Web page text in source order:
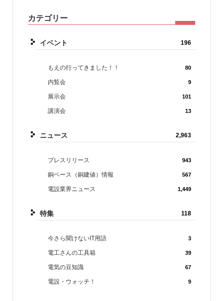
カテゴリー
イベント 196
もえの行ってきました！！ 80
内覧会 9
展示会 101
講演会 13
ニュース 2,963
プレスリリース 943
銅ベース（銅建値）情報 567
電設業界ニュース 1,449
特集 118
今さら聞けないIT用語 3
電工さんの工具箱 39
電気の豆知識 67
電設・ウォッチ！ 9